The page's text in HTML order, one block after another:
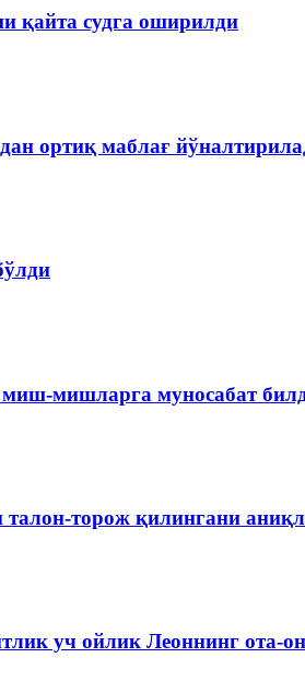
қайта судга оширилди
ортиқ маблағ
мишларга муносабат
торож қилингани
уч ойлик Леоннинг ота-